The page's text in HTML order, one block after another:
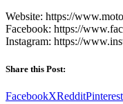
Website: https://
Facebook: https://
Instagram: https://
Share this Post:
FacebookXRedditPinterest